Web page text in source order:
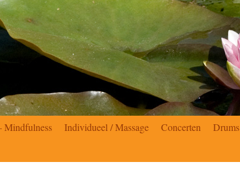
Mindfulness Individueel / Massage Concerten Drums